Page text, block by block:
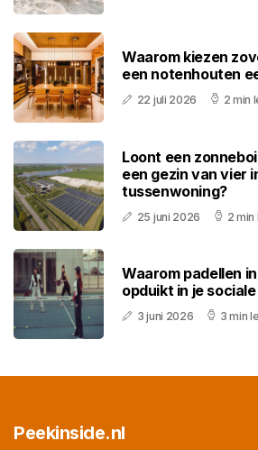
Waarom kiezen
een notenhouten
22 juli 2026 2 min
Loont een
een gezin van vier
tussenwoning?
25 juni 2026 2
Waarom padellen
opduikt in je
3 juni 2026 3 min
Peekinside.nl